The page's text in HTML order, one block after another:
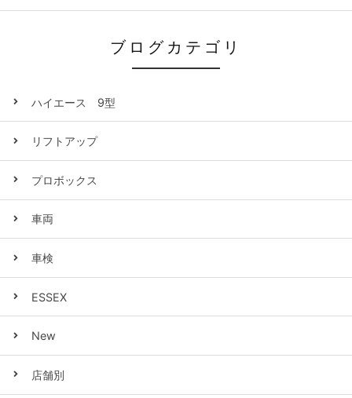
ブログカテゴリ
ハイエース 9型
リフトアップ
プロボックス
車両
車検
ESSEX
New
店舗別